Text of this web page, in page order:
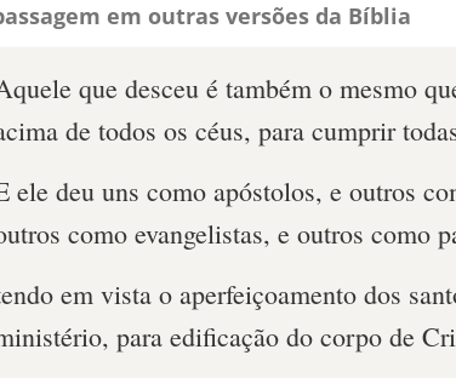
em outras versões da Bíblia
que desceu é também o mesmo
de todos os céus, para cumprir
ele deu uns como apóstolos, e outros
como evangelistas, e outros como
em vista o aperfeiçoamento dos
para edificação do corpo de